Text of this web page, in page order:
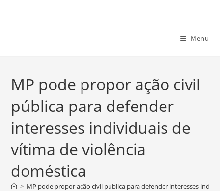
Menu
MP pode propor ação civil
pública para defender
interesses individuais de
vítima de violência
doméstica
> MP pode propor ação civil pública para defender interesses